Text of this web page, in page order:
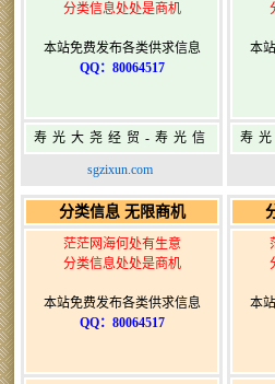
分类信息处处是商机
本站免费发布各类供求信息
QQ：80064517
寿光大尧经贸-寿光信
息网-免费信息发布网-
sgzixun.com
本
寿
息
分类信息 无限商机
茫茫网海何处有生意
分类信息处处是商机
本站免费发布各类供求信息
QQ：80064517
本